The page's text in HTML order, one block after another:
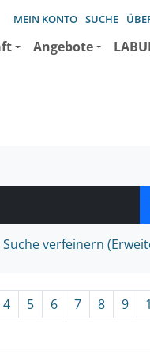
MEIN KONTO SUCHE
Angebote
Suche verfeinern
4 5 6 7 8 9